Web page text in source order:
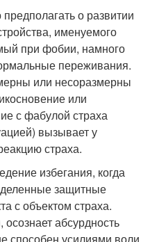
о развитии
именуемого
при фобии, намного
переживания.
или несоразмерны
или
с фабулой страха
вызывает у
страха.
избегания, когда
защитные
с объектом страха.
абсурдность
способен усилиями воли